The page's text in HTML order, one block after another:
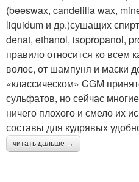
(beeswax, candelilla wax,
liquidum и др.)сушащих
denat, ethanol, isopropanol,
правило относится ко всем
волос, от шампуня и маски
«классическом» CGM
сульфатов, но сейчас
ничего плохого и смело их
составы для кудрявых
читать дальше →